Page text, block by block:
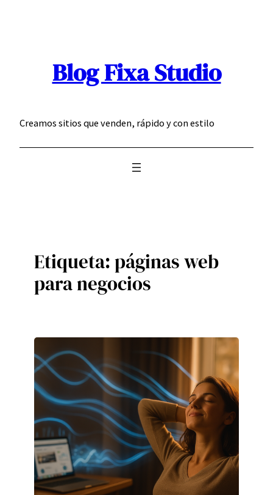
Blog Fixa Studio
Creamos sitios que venden, rápido y con estilo
Etiqueta:páginas web
para negocios